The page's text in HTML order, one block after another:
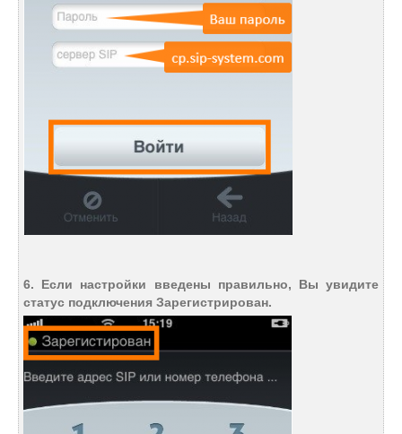
6. Если настройки введены правильно, Вы увидите
статус подключения Зарегистрирован.